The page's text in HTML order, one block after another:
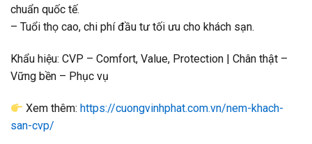
chuẩn quốc tế.
– Tuổi thọ cao, chi phí đầu tư tối ưu cho khách sạn.
Khẩu hiệu: CVP – Comfort, Value, Protection | Chân thật –
Vững bền – Phục vụ
Xem thêm:https://cuongvinhphat.com.vn/nem-khach-
san-cvp/